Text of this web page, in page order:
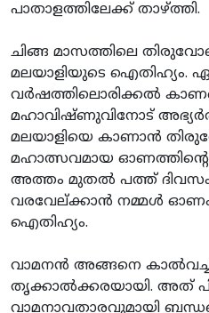
പാതാളത്തിലേക്ക് താഴ്ത്തി.
ചിങ്ങ മാസത്തിലെ
മലയാളിയുടെ ഐതിഹ്യം.
വര്‍ഷത്തിലൊരിക്കല്‍
മഹാവിഷ്ണുവിനോട്
മലയാളിയെ കാണാന്‍
മഹാത്സവമായ ഓണത്തിന്റെ
അത്തം മുതല്‍ പത്ത്
വരവേല്ക്കാന്‍ നമ്മള്‍ ഓണം
ഐതിഹ്യം.
വാമനന്‍ അങ്ങനെ
തൃക്കാല്‍ക്കരയായി. അത്
വാമനാവതാരവുമായി